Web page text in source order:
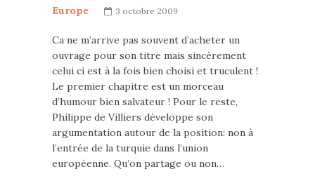
Europe 3 octobre 2009
Ca ne m’arrive pas souvent d’acheter un
ouvrage pour son titre mais sincèrement
celui ci est à la fois bien choisi et truculent !
Le premier chapitre est un morceau
d’humour bien salvateur ! Pour le reste,
Philippe de Villiers développe son
argumentation autour de la position: non à
l’entrée de la turquie dans l’union
européenne. Qu’on partage ou non…